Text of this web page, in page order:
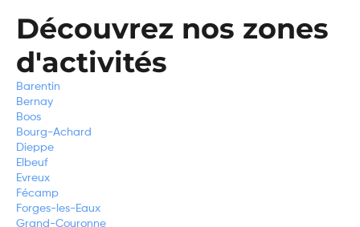
Découvrez nos zones
d'activités
Barentin
Bernay
Boos
Bourg-Achard
Dieppe
Elbeuf
Evreux
Fécamp
Forges-les-Eaux
Grand-Couronne